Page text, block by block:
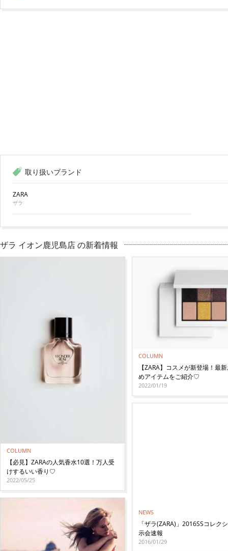
取り扱いブランド
ZARA
ザラ
ザラ イオン鹿児島店 の新着情報
COLUMN
【必見】ZARAの人気香水10選！万人受
けするいい香り♡
2022/05/25
COLUMN
【ZARA】コスメが新登場！最
めアイテムをご紹介♡
2022/01/19
NEWS
「ザラ(ZARA)」2016SSコレク
示会速報
2016/01/29